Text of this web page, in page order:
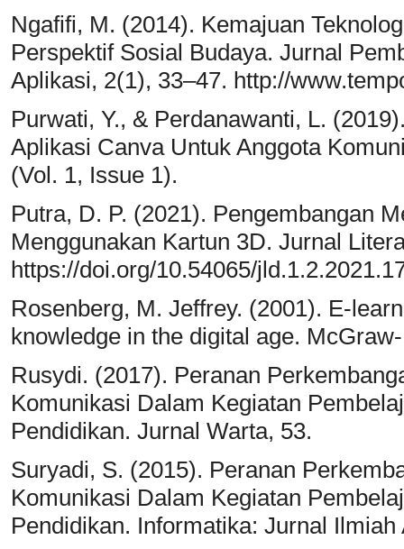
Ngafifi, M. (2014). Kemajuan
Perspektif Sosial Budaya. Jurnal
Aplikasi, 2(1), 33–47. http://
Purwati, Y., & Perdanawanti, L.
Aplikasi Canva Untuk Anggota
(Vol. 1, Issue 1).
Putra, D. P. (2021). Pengembangan
Menggunakan Kartun 3D. Jurnal
https://doi.org/10.54065/
Rosenberg, M. Jeffrey. (2001). E-
knowledge in the digital age.
Rusydi. (2017). Peranan
Komunikasi Dalam Kegiatan
Pendidikan. Jurnal Warta, 53.
Suryadi, S. (2015). Peranan
Komunikasi Dalam Kegiatan
Pendidikan. Informatika: Jurnal